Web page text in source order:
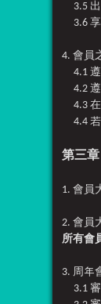
3.5 出
3.6 享
4. 會員
4.1 遵
4.2 遵
4.3 在
4.4 若
第三
1. 會員
2. 會員
所有會
3. 周年
3.1